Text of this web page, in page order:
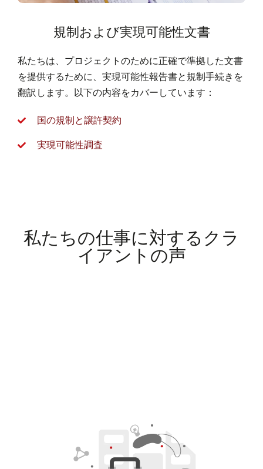
規制および実現可能性文書
私たちは、プロジェクトのために正確で準拠した文書
を提供するために、実現可能性報告書と規制手続きを
翻訳します。以下の内容をカバーしています：
国の規制と譲許契約
実現可能性調査
私たちの仕事に対するクラ
イアントの声